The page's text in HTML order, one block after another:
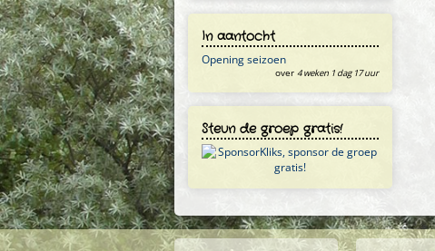
In aantocht
Opening seizoen
over 4 weken 1 dag 17 uur
Steun de groep gratis!